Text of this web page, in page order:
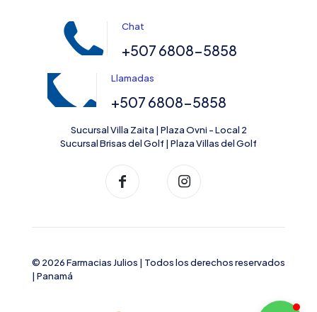
Chat
+507 6808-5858
Llamadas
+507 6808-5858
Sucursal Villa Zaita | Plaza Ovni - Local 2
Sucursal Brisas del Golf | Plaza Villas del Golf
© 2026 Farmacias Julios | Todos los derechos reservados
| Panamá